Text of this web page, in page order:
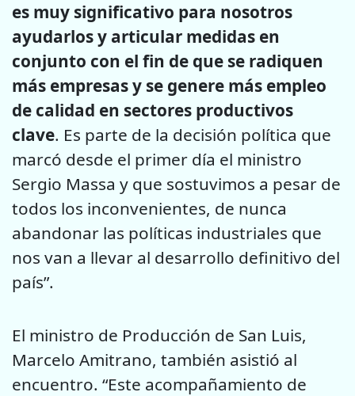
es muy significativo para nosotros
ayudarlos y articular medidas en
conjunto con el fin de que se radiquen
más empresas y se genere más empleo
de calidad en sectores productivos
clave. Es parte de la decisión política que
marcó desde el primer día el ministro
Sergio Massa y que sostuvimos a pesar de
todos los inconvenientes, de nunca
abandonar las políticas industriales que
nos van a llevar al desarrollo definitivo del
país”.
El ministro de Producción de San Luis,
Marcelo Amitrano, también asistió al
encuentro. “Este acompañamiento de